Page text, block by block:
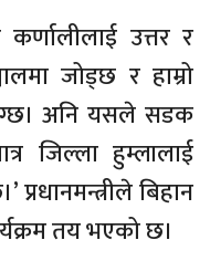
उत्तर र
जोड्छ र हाम्रो
अनि यसले सडक
जिल्ला हुम्लालाई
प्रधानमन्त्रीले बिहान
तय भएको छ।